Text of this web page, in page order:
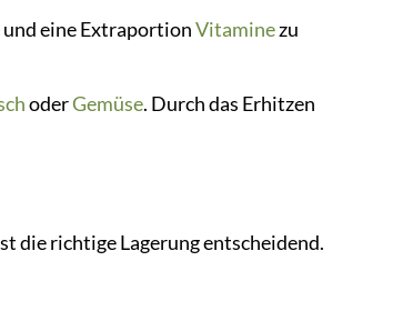
und eine ExtraportionVitaminezu
oderGemüse. Durch das Erhitzen
die richtige Lagerung entscheidend.